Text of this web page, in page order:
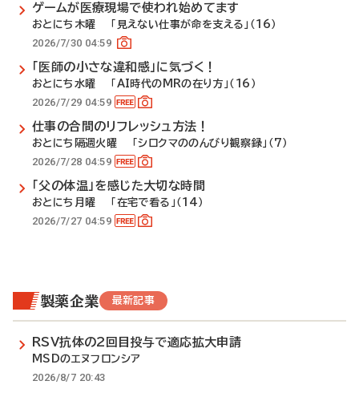
ゲームが医療現場で使われ始めてます
おとにち木曜 「見えない仕事が命を支える」（16）
2026/7/30 04:59
「医師の小さな違和感」に気づく！
おとにち水曜 「AI時代のMRの在り方」（16）
2026/7/29 04:59
仕事の合間のリフレッシュ方法！
おとにち隔週火曜 「シロクマののんびり観察録」（7）
2026/7/28 04:59
「父の体温」を感じた大切な時間
おとにち月曜 「在宅で看る」（14）
2026/7/27 04:59
製薬企業 最新記事
RSV抗体の2回目投与で適応拡大申請
MSDのエヌフロンシア
2026/8/7 20:43